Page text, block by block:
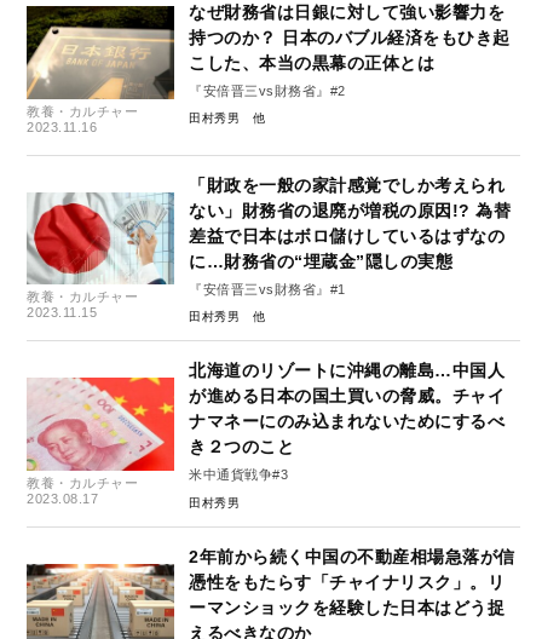
教養・カルチャー
2023.11.16
なぜ財務省は日銀に対して強い影響力を
持つのか？ 日本のバブル経済をもひき起
こした、本当の黒幕の正体とは
『安倍晋三vs財務省』#2
田村秀男
教養・カルチャー
2023.11.15
「財政を一般の家計感覚でしか考えられ
ない」財務省の退廃が増税の原因!? 為替
差益で日本はボロ儲けしているはずなの
に…財務省の“埋蔵金”隠しの実態
『安倍晋三vs財務省』#1
田村秀男
教養・カルチャー
2023.08.17
北海道のリゾートに沖縄の離島…中国人
が進める日本の国土買いの脅威。チャイ
ナマネーにのみ込まれないためにするべ
き２つのこと
米中通貨戦争#3
田村秀男
2年前から続く中国の不動産相場急落が信
憑性をもたらす「チャイナリスク」。リ
ーマンショックを経験した日本はどう捉
えるべきなのか